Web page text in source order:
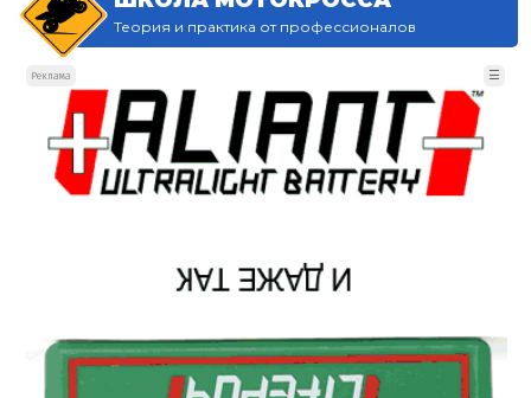
Теория и практика от профессионалов
Реклама ☰